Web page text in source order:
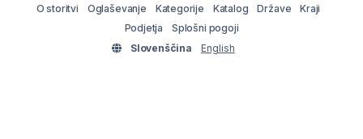
O storitvi
Oglaševanje Kategorije Katalog Države
Kraji
Podjetja
Splošni pogoji
Slovenščina
English